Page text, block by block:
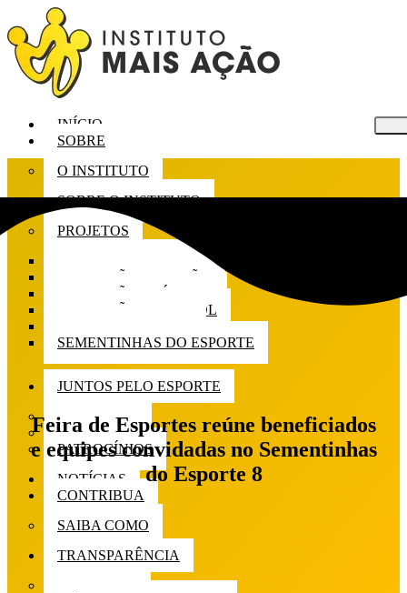
INÍCIO
SOBRE
O INSTITUTO
SOBRE O INSTITUTO
PROJETOS
CULTIVAR ESPORTES
MAIS AÇÃO VOLEIBOL
SEMENTINHAS DO ESPORTE
JUNTOS PELO ESPORTE
INCENTIVO
PARCERIAS
PATROCÍNIOS
NOTÍCIAS
CONTRIBUA
SAIBA COMO
TRANSPARÊNCIA
Feira de Esportes reúne beneficiados
e equipes convidadas no Sementinhas
do Esporte 8